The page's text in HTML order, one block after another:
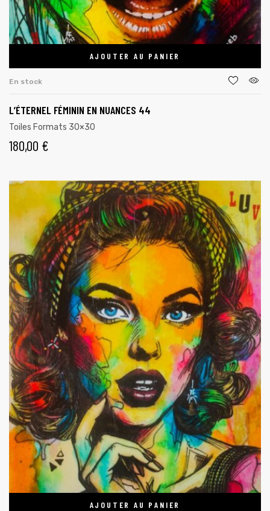
AJOUTER AU PANIER
En stock
L’ÉTERNEL FÉMININ EN NUANCES 44
Toiles Formats 30×30
180,00 €
AJOUTER AU PANIER